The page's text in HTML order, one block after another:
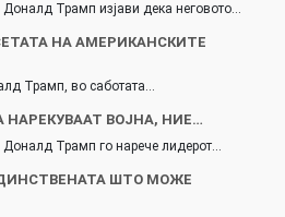
Доналд Трамп изјави дека неговото…
НА АМЕРИКАНСКИТЕ
Трамп, во саботата…
ВОЈНА, НИЕ…
Доналд Трамп го нарече лидерот…
ШТО МОЖЕ